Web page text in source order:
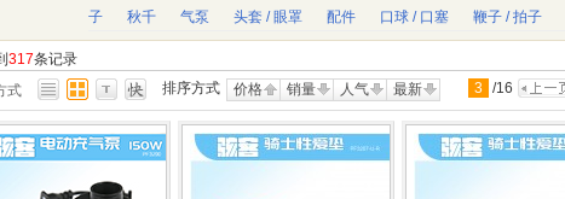
子
秋千 气泵 头套 / 眼罩 配件 口球 / 口塞 鞭子 / 拍子
317条记录
式
排序方式 价格 销量 人气 最新 3 /16